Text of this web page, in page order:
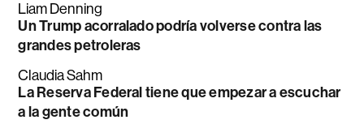
Liam Denning
Un Trump acorralado podría volverse contra las
grandes petroleras
Claudia Sahm
La Reserva Federal tiene que empezar a escuchar
a la gente común